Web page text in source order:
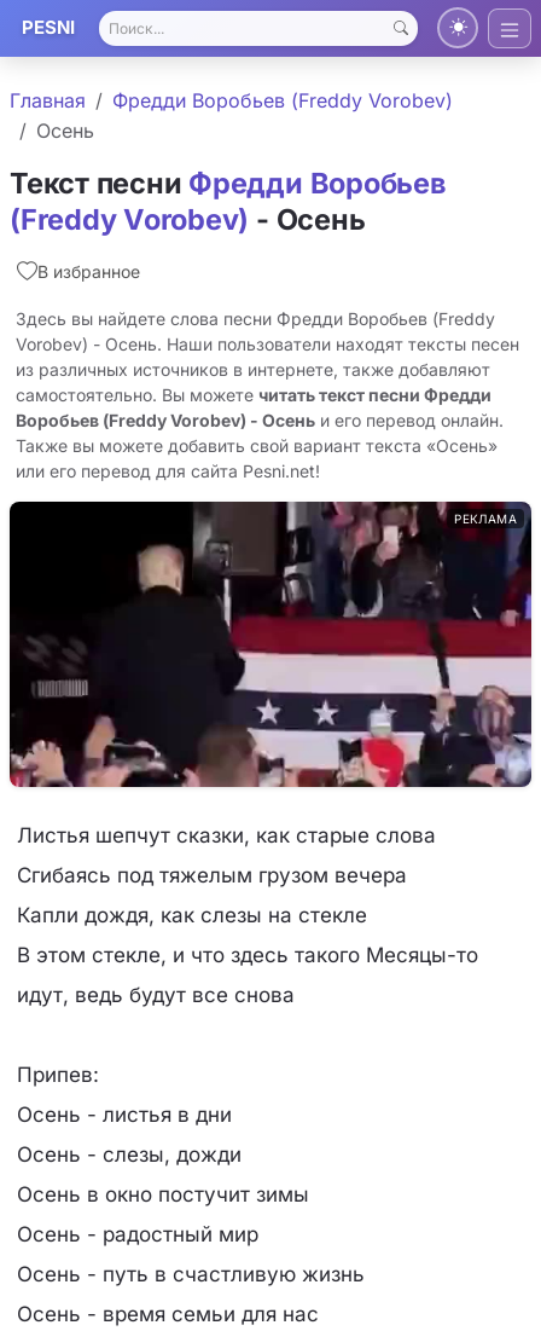
PESNI
Главная
Фредди Воробьев (Freddy Vorobev)
Осень
Текст песни Фредди Воробьев
(Freddy Vorobev) - Осень
В избранное
Здесь вы найдете слова песни Фредди Воробьев (Freddy
Vorobev) - Осень. Наши пользователи находят тексты песен
из различных источников в интернете, также добавляют
самостоятельно. Вы можете читать текст песни Фредди
Воробьев (Freddy Vorobev) - Осень и его перевод онлайн.
Также вы можете добавить свой вариант текста «Осень»
или его перевод для сайта Pesni.net!
РЕКЛАМА
Листья шепчут сказки, как старые слова
Сгибаясь под тяжелым грузом вечера
Капли дождя, как слезы на стекле
В этом стекле, и что здесь такого Месяцы-то
идут, ведь будут все снова
Припев:
Осень - листья в дни
Осень - слезы, дожди
Осень в окно постучит зимы
Осень - радостный мир
Осень - путь в счастливую жизнь
Осень - время семьи для нас